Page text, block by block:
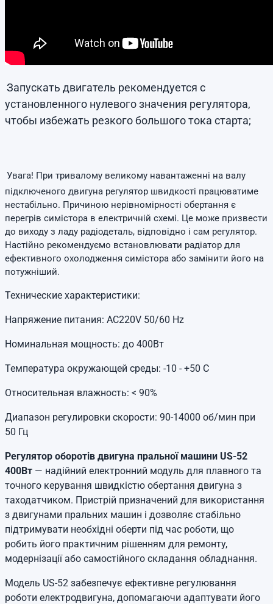
Запускать двигатель рекомендуется с
установленного нулевого значения регулятора,
чтобы избежать резкого большого тока старта;
Увага! При тривалому великому навантаженні на валу
підключеного двигуна регулятор швидкості працюватиме
нестабільно. Причиною нерівномірності обертання є
перегрів симістора в електричній схемі. Це може призвести
до виходу з ладу радіодеталь, відповідно і сам регулятор.
Настійно рекомендуємо встановлювати радіатор для
ефективного охолодження симістора або замінити його на
потужніший.
Технические характеристики:
Напряжение питания: AC220V 50/60 Hz
Номинальная мощность: до 400Вт
Температура окружающей среды: -10 - +50 С
Относительная влажность: < 90%
Диапазон регулировки скорости: 90-14000 об/мин при
50 Гц
Регулятор оборотів двигуна пральної машини US-52
400Вт — надійний електронний модуль для плавного та
точного керування швидкістю обертання двигуна з
таходатчиком. Пристрій призначений для використання
з двигунами пральних машин і дозволяє стабільно
підтримувати необхідні оберти під час роботи, що
робить його практичним рішенням для ремонту,
модернізації або самостійного складання обладнання.
Модель US-52 забезпечує ефективне регулювання
роботи електродвигуна, допомагаючи адаптувати його